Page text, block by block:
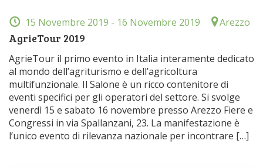
15 Novembre 2019 - 16 Novembre 2019 Arezzo
AgrieTour 2019
AgrieTour il primo evento in Italia interamente dedicato
al mondo dell’agriturismo e dell’agricoltura
multifunzionale. Il Salone è un ricco contenitore di
eventi specifici per gli operatori del settore. Si svolge
venerdì 15 e sabato 16 novembre presso Arezzo Fiere e
Congressi in via Spallanzani, 23. La manifestazione è
l’unico evento di rilevanza nazionale per incontrare […]